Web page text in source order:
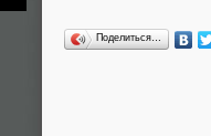
Поделиться…